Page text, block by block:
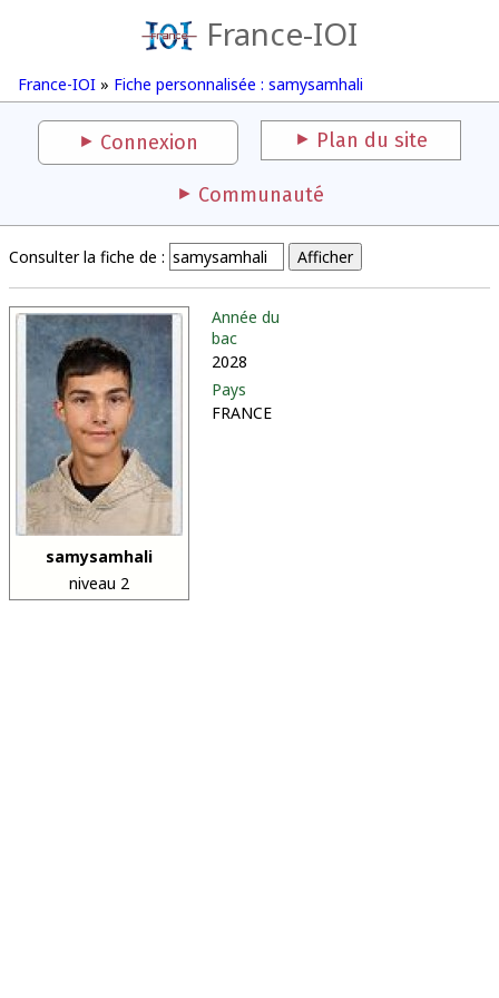
France-IOI
France-IOI » Fiche personnalisée : samysamhali
Connexion Plan du site
Communauté
Consulter la fiche de :
samysamhali
niveau 2
Année du
bac
2028
Pays
FRANCE